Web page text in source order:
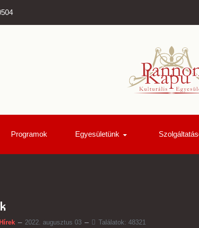
Programok Egyesületünk
Hírek 2022. augusztus 03 Találatok: 48321